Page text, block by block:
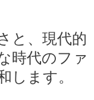
と、現代的
時代のファ
します。